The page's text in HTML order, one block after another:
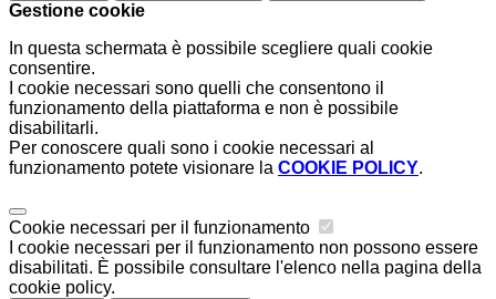
Gestione cookie
In questa schermata è possibile scegliere quali cookie
consentire.
I cookie necessari sono quelli che consentono il
funzionamento della piattaforma e non è possibile
disabilitarli.
Per conoscere quali sono i cookie necessari al
funzionamento potete visionare la COOKIE POLICY.
Cookie necessari per il funzionamento
I cookie necessari per il funzionamento non possono essere
disabilitati. È possibile consultare l'elenco nella pagina della
cookie policy.